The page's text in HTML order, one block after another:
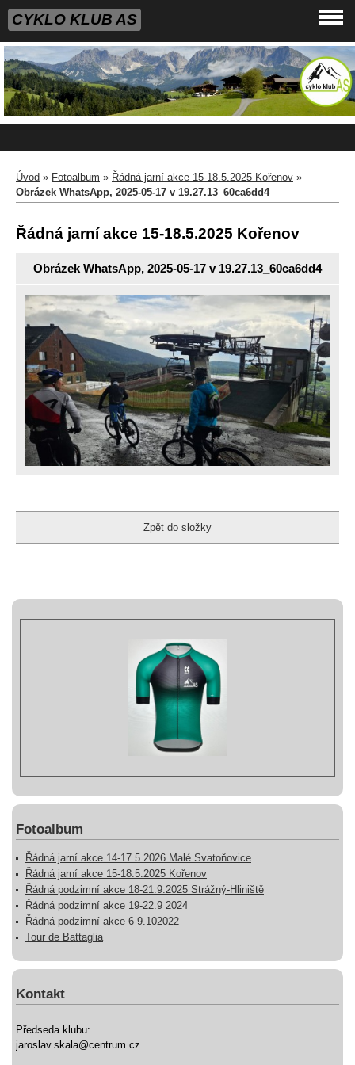
CYKLO KLUB AS
Úvod » Fotoalbum » Řádná jarní akce 15-18.5.2025 Kořenov »
Obrázek WhatsApp, 2025-05-17 v 19.27.13_60ca6dd4
Řádná jarní akce 15-18.5.2025 Kořenov
Obrázek WhatsApp, 2025-05-17 v 19.27.13_60ca6dd4
Zpět do složky
Fotoalbum
Řádná jarní akce 14-17.5.2026 Malé Svatoňovice
Řádná jarní akce 15-18.5.2025 Kořenov
Řádná podzimní akce 18-21.9.2025 Strážný-Hliniště
Řádná podzimní akce 19-22.9 2024
Řádná podzimní akce 6-9.102022
Tour de Battaglia
Kontakt
Předseda klubu:
jaroslav.skala@centrum.cz